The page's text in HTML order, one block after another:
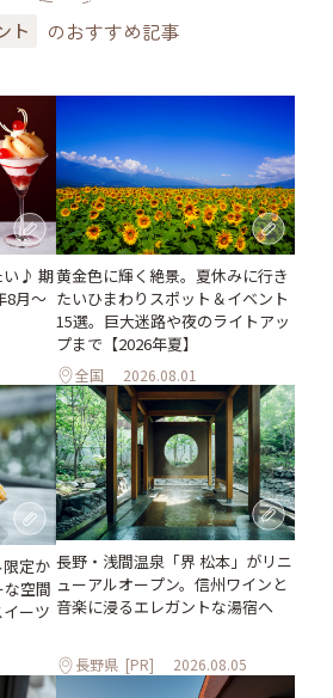
ト のおすすめ記事
い♪ 期
8月～
黄金色に輝く絶景。夏休みに行き
たいひまわりスポット＆イベント
15選。巨大迷路や夜のライトアッ
プまで【2026年夏】
全国 2026.08.01
定か
空間
ーツ
長野・浅間温泉「界 松本」がリニ
ューアルオープン。信州ワインと
音楽に浸るエレガントな湯宿へ
長野県 [PR] 2026.08.05